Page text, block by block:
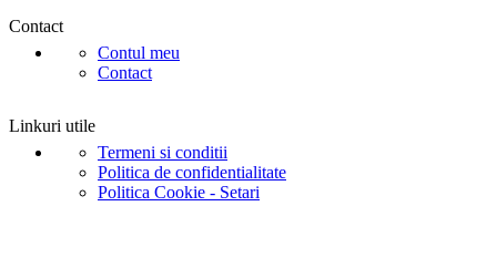
Contact
Contul meu
Contact
Linkuri utile
Termeni si conditii
Politica de confidentialitate
Politica Cookie - Setari